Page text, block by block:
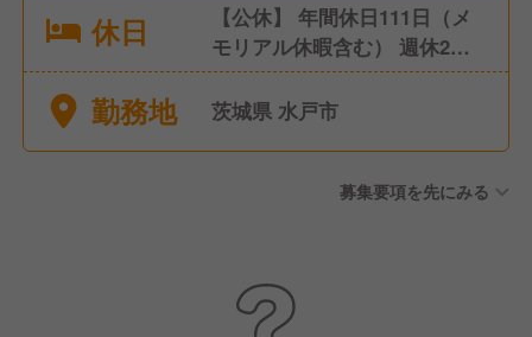
休日
【公休】 年間休日111日（メ
モリアル休暇含む） 週休2日
制 ※シフトにより連休取得も
可能です。 【有給休暇】 年
休暇備蓄制度あり 【休暇制
暇 結婚休暇 忌引休暇 公務休
暇 子の看護休暇 生理休暇
勤務地 茨城県 水戸市
募集要項を先にみる